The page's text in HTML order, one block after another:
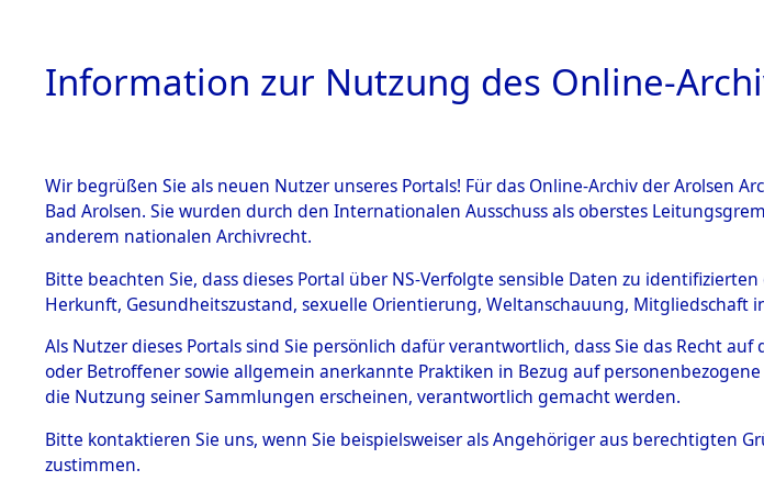
HOME BESTANDSBESCHREIBUNG ARCHIVALE
BESTÄNDE
Inhaftierungsdoku
mente
5. Verschiedenes
Todesmärsche
5.3.1 Alliierte
Ermittlungen zu den
(84598725)→0009
0009
Information zur Nutzung des Online-
Wir begrüßen Sie als neuen Nutzer unseres Portals! Für das Online-Archiv der Arolsen
Bad Arolsen. Sie wurden durch den Internationalen Ausschuss als oberstes
anderem nationalen Archivrecht.
Bitte beachten Sie, dass dieses Portal über NS-Verfolgte sensible Daten zu
Herkunft, Gesundheitszustand, sexuelle Orientierung, Weltanschauung,
Als Nutzer dieses Portals sind Sie persönlich dafür verantwortlich, dass Sie das Recht
oder Betroffener sowie allgemein anerkannte Praktiken in Bezug auf
die Nutzung seiner Sammlungen erscheinen, verantwortlich gemacht werden.
Bitte kontaktieren Sie uns, wenn Sie beispielsweiser als Angehöriger aus berechtigten
zustimmen.